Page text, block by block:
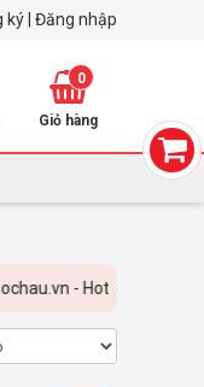
ký | Đăng nhập
0
Giỏ hàng
Hotline: 0899.798.798